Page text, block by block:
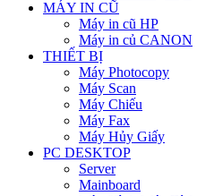
MÁY IN CŨ
Máy in cũ HP
Máy in củ CANON
THIẾT BỊ
Máy Photocopy
Máy Scan
Máy Chiếu
Máy Fax
Máy Hủy Giấy
PC DESKTOP
Server
Mainboard